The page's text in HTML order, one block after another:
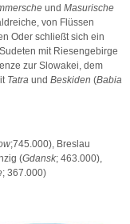
und Masurische
von Flüssen
Oder schließt sich ein
mit Riesengebirge
zur Slowakei, dem
Tatra und Beskiden (Babia
;745.000), Breslau
(Gdansk; 463.000),
; 367.000)